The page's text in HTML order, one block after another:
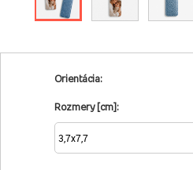
Orientácia:
Rozmery [cm]: